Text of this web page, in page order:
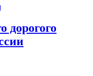
дорогого